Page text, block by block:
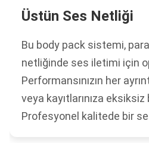
Üstün Ses Netliği
Bu body pack sistemi,
netliğinde ses iletimi için
Performansınızın her
veya kayıtlarınıza eksiksiz
Profesyonel kalitede bir